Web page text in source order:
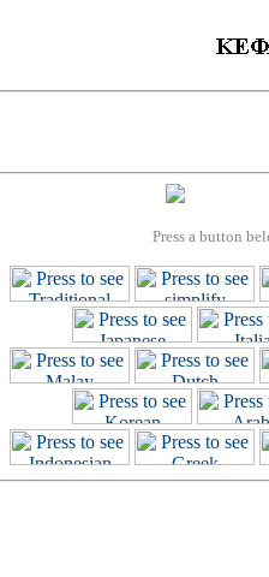
Press a button